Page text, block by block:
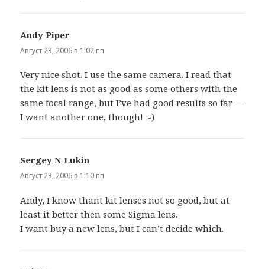
Andy Piper
Август 23, 2006 в 1:02 пп
Very nice shot. I use the same camera. I read that
the kit lens is not as good as some others with the
same focal range, but I’ve had good results so far —
I want another one, though! :-)
Sergey N Lukin
Август 23, 2006 в 1:10 пп
Andy, I know thant kit lenses not so good, but at
least it better then some Sigma lens.
I want buy a new lens, but I can’t decide which.